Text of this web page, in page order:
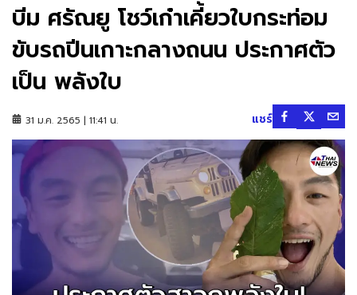
บีม ศรัณยู โชว์เก๋าเคี้ยวใบกระท่อม
ขับรถปีนเกาะกลางถนน ประกาศตัว
เป็น พลังใบ
31 ม.ค. 2565 | 11:41 น. แชร์